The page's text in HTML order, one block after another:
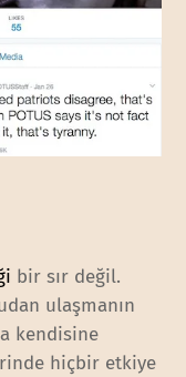
bir sır değil.
ulaşmanın
kendisine
hiçbir etkiye